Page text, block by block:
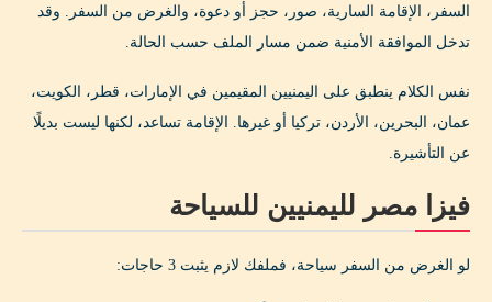
السفر، الإقامة السارية، صور، حجز أو دعوة، والغرض من السفر. وقد
تدخل الموافقة الأمنية ضمن مسار الملف حسب الحالة.
نفس الكلام ينطبق على اليمنيين المقيمين في الإمارات، قطر، الكويت،
عمان، البحرين، الأردن، تركيا أو غيرها. الإقامة تساعد، لكنها ليست بديلًا
عن التأشيرة.
فيزا مصر لليمنيين للسياحة
لو الغرض من السفر سياحة، فملفك لازم يثبت 3 حاجات: